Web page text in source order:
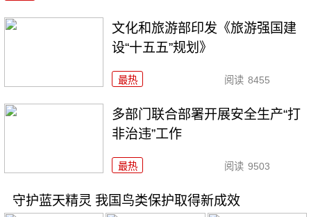
文化和旅游部印发《旅游强国建
设“十五五”规划》
最热 阅读 8455
多部门联合部署开展安全生产“打
非治违”工作
最热 阅读 9503
守护蓝天精灵 我国鸟类保护取得新成效